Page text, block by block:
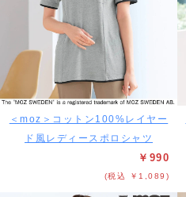
＜moz＞コットン100%レイヤー
ド風レディースポロシャツ
￥990
(税込 ￥1,089)